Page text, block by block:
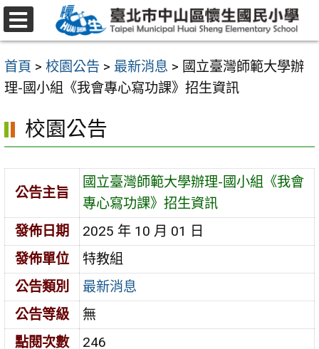
跳
至
要
內
區
首頁 > 校園公告 > 最新消息 > 國立臺灣師範大學辦
理-國小組《我會專心寫功課》招生資訊
校園公告
公告主旨
國立臺灣師範大學辦理-國小組《我會
專心寫功課》招生資訊
發佈日期
2025 年 10 月 01 日
發佈單位
特教組
公告類別
最新消息
公告等級
無
點閱次數
246
選
單